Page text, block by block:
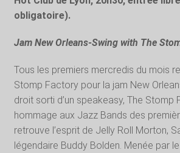
obligatoire).
Jam New Orleans-Swing with The
Tous les premiers mercredis du mois
Stomp Factory pour la jam New
droit sorti d’un speakeasy, The Stomp
hommage aux Jazz Bands des
retrouve l’esprit de Jelly Roll Morton,
légendaire Buddy Bolden. Menée par